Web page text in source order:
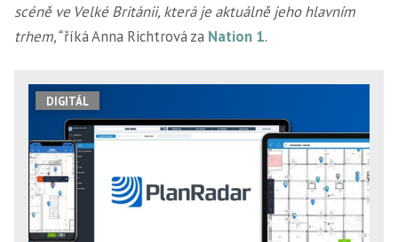
scéně ve Velké Británii, která je aktuálně jeho hlavním
trhem,“říká Anna Richtrová za Nation 1.
DIGITÁL